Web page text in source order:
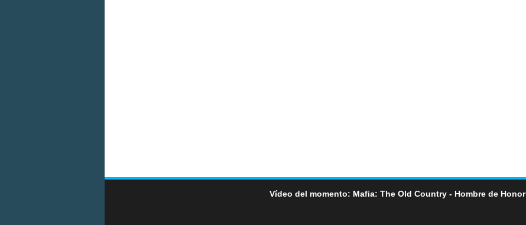
Vídeo del momento: Mafia: The Old Country - Hombre de Honor